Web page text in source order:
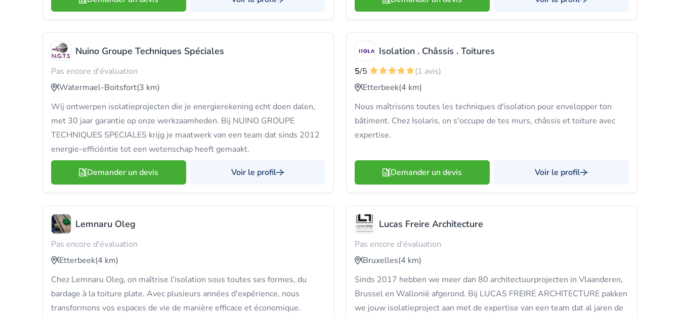
Nuino Groupe Techniques Spéciales
Pas encore d'évaluation
Watermael-Boitsfort(3 km)
Wij ontwerpen isolatieprojecten die je energierekening echt doen dalen,
met 30 jaar garantie op onze werkzaamheden. Bij NUINO GROUPE
TECHNIQUES SPECIALES krijg je maatwerk van een team dat sinds 2012
energie-efficiëntie tot een wetenschap heeft gemaakt.
Demander un devis Voir le profil
Isolation . Châssis . Toitures
5/5
(1 avis)
Etterbeek(4 km)
Nous maîtrisons toutes les techniques d'isolation pour envelopper ton
bâtiment. Chez Isolaris, on s'occupe de tes murs, châssis et toiture avec
expertise.
Demander un devis Voir le profil
Lemnaru Oleg
Pas encore d'évaluation
Etterbeek(4 km)
Chez Lemnaru Oleg, on maîtrise l'isolation sous toutes ses formes, du
bardage à la toiture plate. Avec plusieurs années d'expérience, nous
transformons vos espaces de vie de manière efficace et économique.
Lucas Freire Architecture
Pas encore d'évaluation
Bruxelles(4 km)
Sinds 2017 hebben we meer dan 80 architectuurprojecten in Vlaanderen,
Brussel en Wallonië afgerond. Bij LUCAS FREIRE ARCHITECTURE pakken
we jouw isolatieproject aan met de expertise van een team dat al jaren de